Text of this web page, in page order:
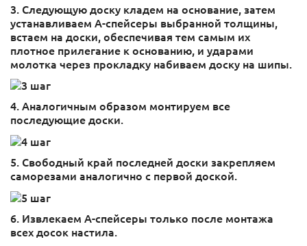
3. Следующую доску кладем на основание, затем
устанавливаем А-спейсеры выбранной толщины,
встаем на доски, обеспечивая тем самым их
плотное прилегание к основанию, и ударами
молотка через прокладку набиваем доску на шипы.
4. Аналогичным образом монтируем все
последующие доски.
5. Свободный край последней доски закрепляем
саморезами аналогично с первой доской.
6. Извлекаем А-спейсеры только после монтажа
всех досок настила.